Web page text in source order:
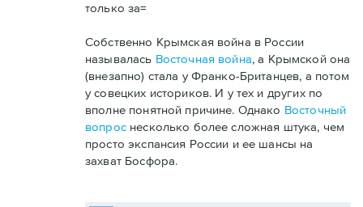
только за=
Собственно Крымская война в России
называлась Восточная война, а Крымской она
(внезапно) стала у Франко-Британцев, а потом
у совецких историков. И у тех и других по
вполне понятной причине. Однако Восточный
вопроснесколько более сложная штука, чем
просто экспансия России и ее шансы на
захват Босфора.